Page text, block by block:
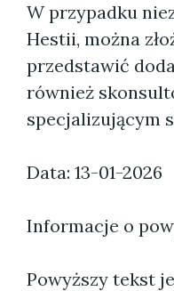
W przypadku
Hestii, można
przedstawić
również
specjalizującym
Data: 13-01-2026
Informacje o
Powyższy tekst